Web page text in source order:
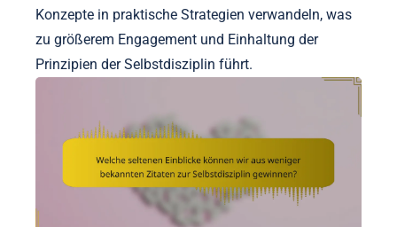
Konzepte in praktische Strategien verwandeln, was
zu größerem Engagement und Einhaltung der
Prinzipien der Selbstdisziplin führt.